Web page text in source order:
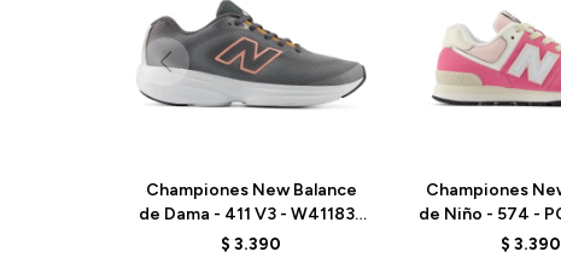
Championes New Balance
de Dama - 411 V3 - W411835
- GREY
$ 3.390
Championes
de Niño - 574 -
REAL
$ 3.390